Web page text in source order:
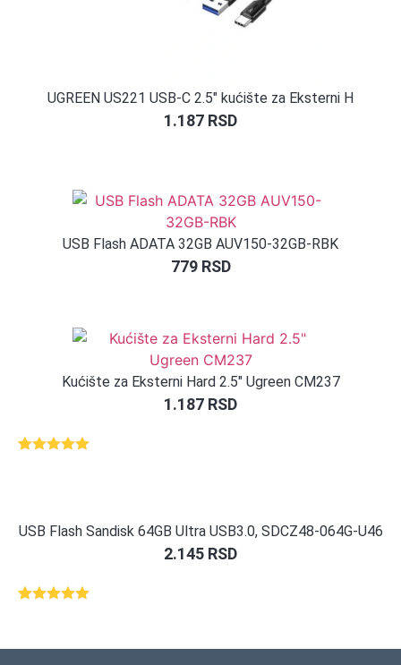
UGREEN US221 USB-C 2.5″ kućište za Eksterni H
1.187 RSD
USB Flash ADATA 32GB AUV150-32GB-RBK
779 RSD
Kućište za Eksterni Hard 2.5″ Ugreen CM237
1.187 RSD
USB Flash Sandisk 64GB Ultra USB3.0, SDCZ48-064G-U46
2.145 RSD
ocene